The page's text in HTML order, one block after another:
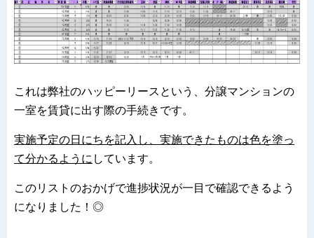
これは弊社のハッピーリースという、分譲マンションの
一室を賃貸に出す際の手続きです。
実施予定の日にちを記入し、実施できたものは色を塗っ
て分かるように しています。
このリストのおかげで進捗状況が一目で確認できるよう
になりました！◎